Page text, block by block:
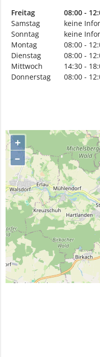
Freitag
08:00 -
Samstag
keine
Sonntag
keine
Montag
08:00 -
Dienstag
08:00 -
Mittwoch
14:30 -
Donnerstag
08:00 -
+
–